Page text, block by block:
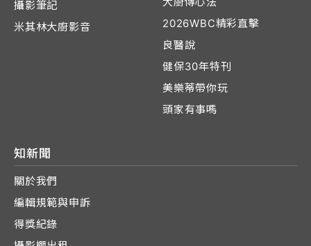
攝影筆記
米其林大廚影音
2026WBC精彩直擊
良醫說
健保30年特刊
美樂蒂帶你玩
頭家有事嗎
知新聞
關於我們
編輯規範與申訴
得獎紀錄